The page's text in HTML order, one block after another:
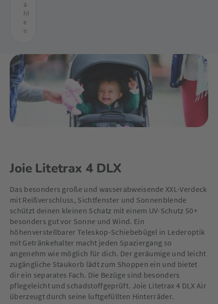
ä
hl
e
n
Joie Litetrax 4 DLX
Das besonders große und wasserabweisende XXL-Verdeck
mit Reißverschluss, Sichtfenster und Sonnenblende
schützt deinen kleinen Schatz mit einem UV-Schutz 50+
besonders gut vor Sonne und Wind. Ein
höhenverstellbarer Teleskop-Schiebebügel in Lederoptik
mit Getränkehalter macht jeden Spaziergang so
angenehm wie möglich für dich. Der geräumige und leicht
zugängliche Staukorb lädt zum Shoppen ein und bietet
dir ein separates Fach. Die Bezüge sind besonders
pflegeleicht und schadstoffgeprüft. Joie Litetrax 4 DLX Air
überzeugt durch seine luftgefüllten Hinterräder.